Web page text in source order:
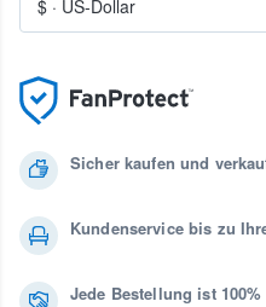
Sicher kaufen und
Kundenservice bis zu
Jede Bestellung ist
$ · US-Dollar